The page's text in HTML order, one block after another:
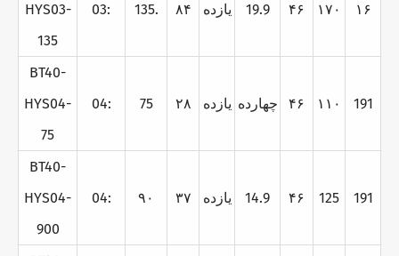
HYS03-
135
03: 135. ۸۴ يازده 19.9 ۴۶ ۱۷۰ ۱۶
BT40-
HYS04-
75
04: 75 ۲۸ يازده چهارده ۴۶ ۱۱۰ 191
BT40-
HYS04-
900
04: ۹۰ ۳۷ يازده 14.9 ۴۶ 125 191